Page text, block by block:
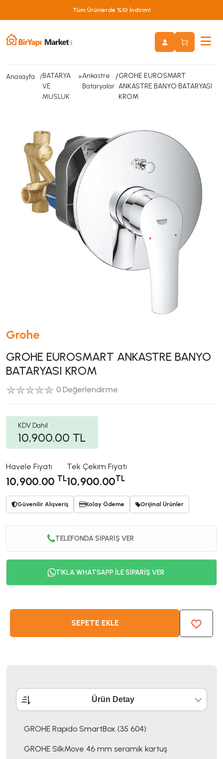
Tüm Ürünlerde %10 İndirim!
Anasayfa
BATARYA
VE
MUSLUK
»Ankastre
Bataryalar
/GROHE EUROSMART
ANKASTRE BANYO BATARYASI
KROM
Grohe
GROHE EUROSMART ANKASTRE BANYO
BATARYASI KROM
0 Değerlendirme
KDV Dahil
10,900.00 TL
Havele Fiyatı
10,900.00 TL
Tek Çekim Fiyatı
10,900.00TL
Güvenilir Alışveriş Kolay Ödeme Orijinal Ürünler
TELEFONDA SİPARİŞ VER
TIKLA WHATSAPP İLE SİPARİŞ VER
SEPETE EKLE
Ürün Detay
GROHE Rapido SmartBox (35 604)
GROHE SilkMove 46 mm seramik kartuş